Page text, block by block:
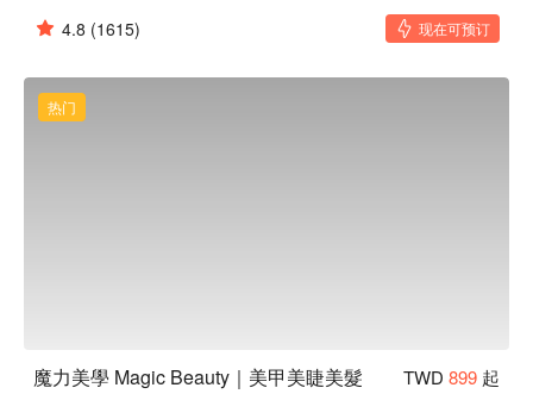
4.8 (1615) 现在可预订
热门
魔力美學 Magic Beauty｜美甲美睫美髮 TWD 899 起